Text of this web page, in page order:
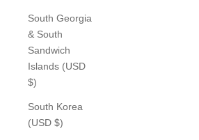
South Georgia
& South
Sandwich
Islands (USD
$)
South Korea
(USD $)